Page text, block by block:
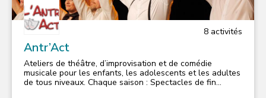
8 activités
Antr’Act
Ateliers de théâtre, d’improvisation et de comédie
musicale pour les enfants, les adolescents et les adultes
de tous niveaux. Chaque saison : Spectacles de fin